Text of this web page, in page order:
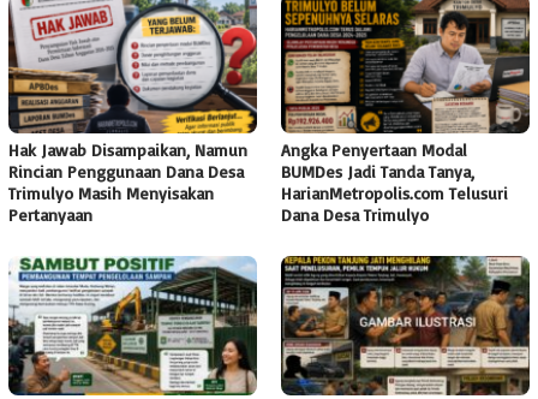
Hak Jawab Disampaikan, Namun
Rincian Penggunaan Dana Desa
Trimulyo Masih Menyisakan
Pertanyaan
Angka Penyertaan Modal
BUMDes Jadi Tanda Tanya,
HarianMetropolis.com Telusuri
Dana Desa Trimulyo